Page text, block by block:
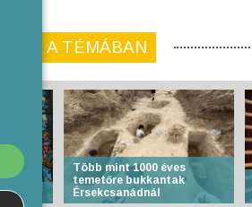
A TÉMÁBAN
Több mint 1000 éves
temetőre bukkantak
Érsekcsanádnál